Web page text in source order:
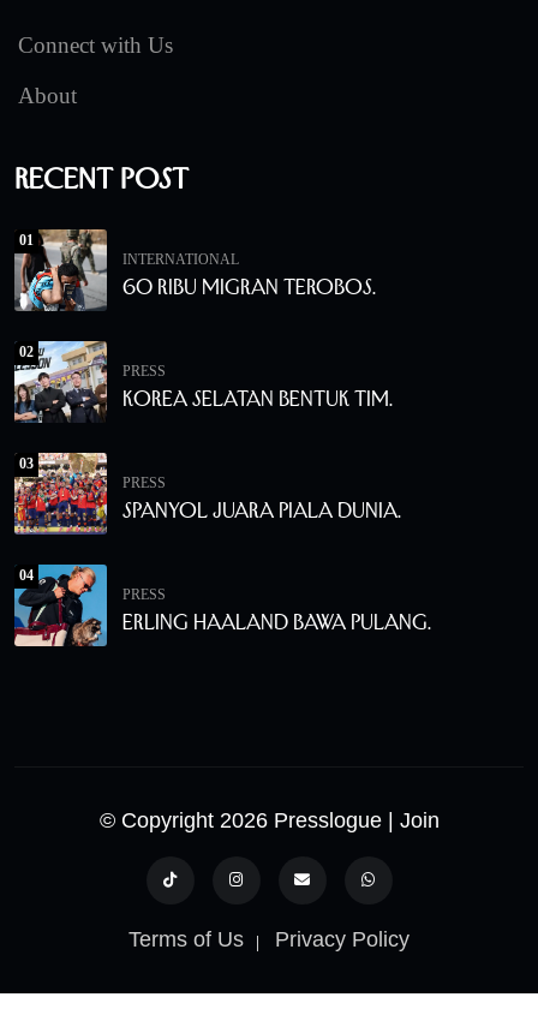
Connect with Us
About
Recent Post
01
INTERNATIONAL
60 Ribu Migran Terobos.
02
PRESS
Korea Selatan Bentuk Tim.
03
PRESS
Spanyol Juara Piala Dunia.
04
PRESS
Erling Haaland Bawa Pulang.
© Copyright 2026 Presslogue | Join
Terms of Us Privacy Policy